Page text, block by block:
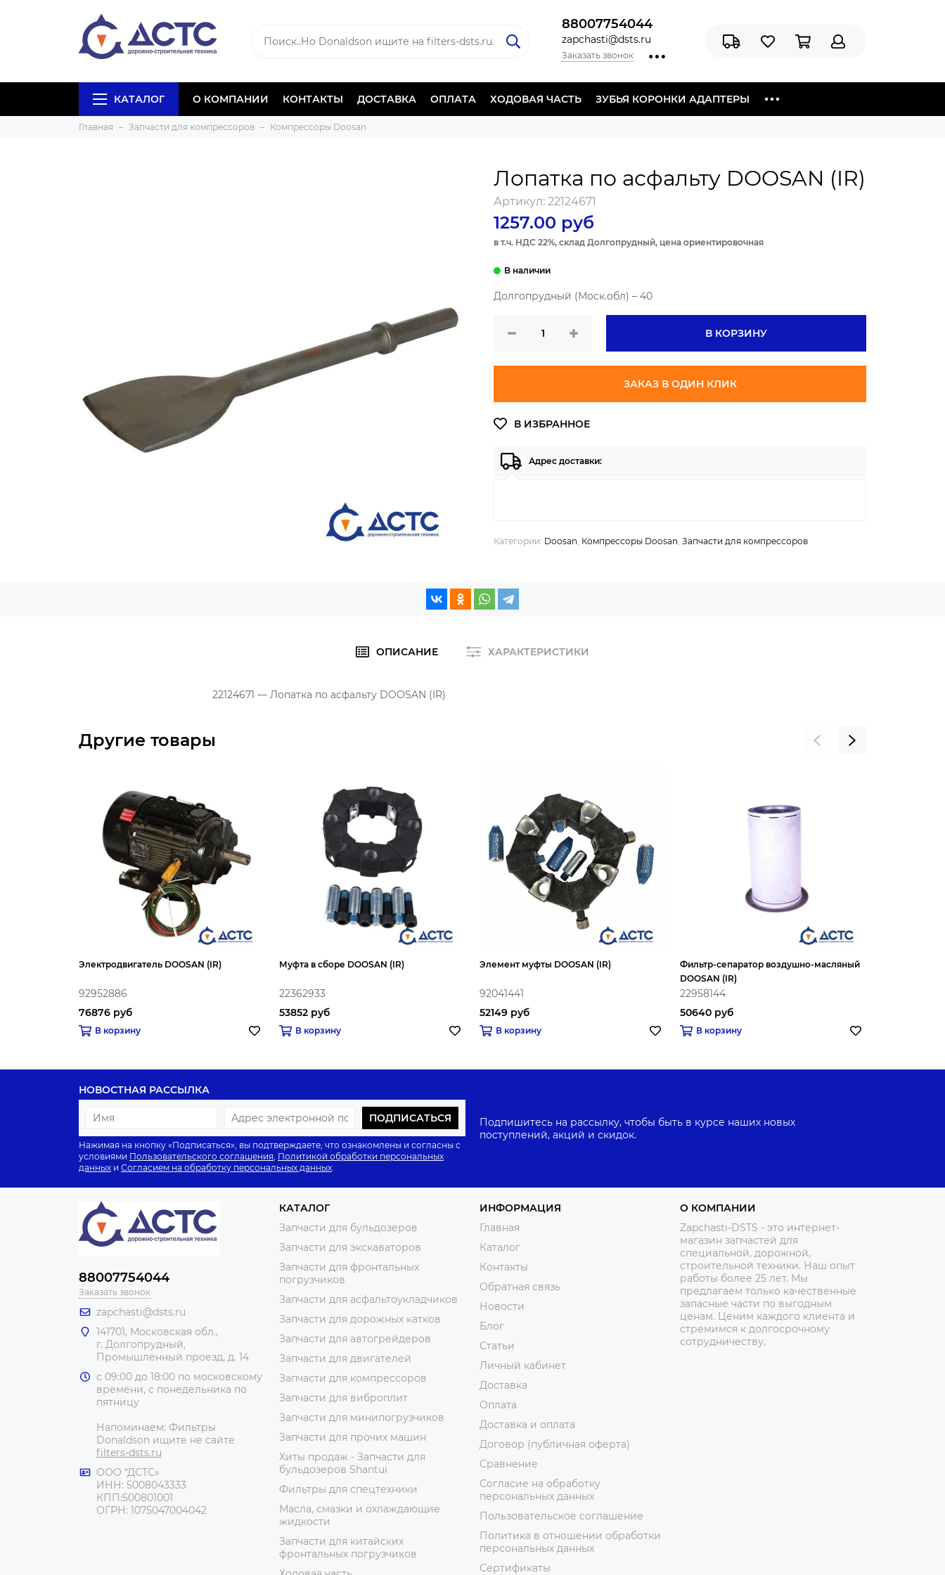
88007754044
zapchasti@dsts.ru
Заказать звонок
КАТАЛОГ О КОМПАНИИ КОНТАКТЫ ДОСТАВКА ОПЛАТА ХОДОВАЯ ЧАСТЬ ЗУБЬЯ КОРОНКИ АДАПТЕРЫ
Главная Запчасти для компрессоров Компрессоры Doosan
Лопатка по асфальту DOOSAN (IR)
Артикул: 22124671
1257.00 руб
в т.ч. НДС 22%, склад Долгопрудный, цена ориентировочная
Долгопрудный (Моск.обл) – 40
В КОРЗИНУ
ЗАКАЗ В ОДИН КЛИК
Адрес доставки:
Категории: Doosan Компрессоры Doosan Запчасти для компрессоров
ОПИСАНИЕ ХАРАКТЕРИСТИКИ
22124671 — Лопатка по асфальту DOOSAN (IR)
Другие товары
Электродвигатель DOOSAN (IR)
92952886
76876 руб
В корзину
Муфта в сборе DOOSAN (IR)
22362933
53852 руб
В корзину
Элемент муфты DOOSAN (IR)
92041441
52149 руб
В корзину
Фильтр-сепаратор воздушно-масляный
DOOSAN (IR)
22958144
50640 руб
В корзину
НОВОСТНАЯ РАССЫЛКА
ПОДПИСАТЬСЯ
Нажимая на кнопку «Подписаться», вы подтверждаете, что ознакомлены и согласны с
условиями Пользовательского соглашения, Политикой обработки персональных
данных и Согласием на обработку персональных данных.
Подпишитесь на рассылку, чтобы быть в курсе наших новых
поступлений, акций и скидок.
88007754044
Заказать звонок
zapchasti@dsts.ru
141701, Московская обл.,
г. Долгопрудный,
Промышленный проезд, д. 14
с 09:00 до 18:00 по московскому
времени, с понедельника по
пятницу
Напоминаем: Фильтры
Donaldson ищите не сайте
filters-dsts.ru
ООО “ДСТС»
ИНН: 5008043333
КПП:500801001
ОГРН: 1075047004042
КАТАЛОГ
Запчасти для бульдозеров
Запчасти для экскаваторов
Запчасти для фронтальных
погрузчиков
Запчасти для асфальтоукладчиков
Запчасти для дорожных катков
Запчасти для автогрейдеров
Запчасти для двигателей
Запчасти для компрессоров
Запчасти для виброплит
Запчасти для минипогрузчиков
Запчасти для прочих машин
Хиты продаж - Запчасти для
бульдозеров Shantui
Фильтры для спецтехники
Масла, смазки и охлаждающие
жидкости
Запчасти для китайских
фронтальных погрузчиков
ИНФОРМАЦИЯ
Главная
Каталог
Контакты
Обратная связь
Новости
Блог
Статьи
Личный кабинет
Доставка
Оплата
Доставка и оплата
Договор (публичная оферта)
Сравнение
Согласие на обработку
персональных данных
Пользовательское соглашение
Политика в отношении обработки
персональных данных
Сертификаты
О КОМПАНИИ
Zapchasti-DSTS - это интернет-
магазин запчастей для
специальной, дорожной,
строительной техники. Наш опыт
работы более 25 лет. Мы
предлагаем только качественные
запасные части по выгодным
ценам. Ценим каждого клиента и
стремимся к долгосрочному
сотрудничеству.